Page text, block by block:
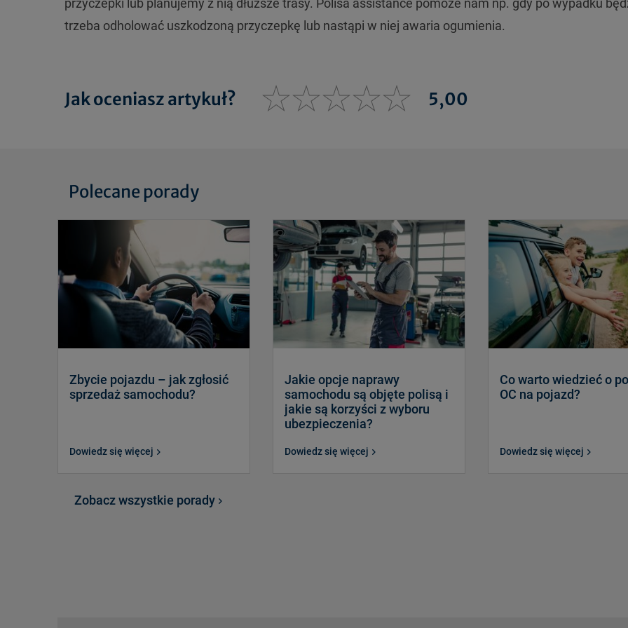
przyczepki lub planujemy z nią dłuższe trasy. Polisa assistance pomoże nam np. gdy po wypadku
trzeba odholować uszkodzoną przyczepkę lub nastąpi w niej awaria ogumienia.
Jak oceniasz artykuł? 5,00
Polecane porady
Zbycie pojazdu – jak zgłosić
sprzedaż samochodu?
Dowiedz się więcej
Jakie opcje naprawy
samochodu są objęte polisą i
jakie są korzyści z wyboru
ubezpieczenia?
Dowiedz się więcej
Co warto wiedzieć o
OC na pojazd?
Dowiedz się więcej
Zobacz wszystkie porady